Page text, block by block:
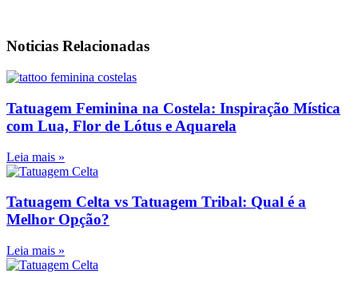
Noticias Relacionadas
Tatuagem Feminina na Costela: Inspiração Mística
com Lua, Flor de Lótus e Aquarela
Leia mais »
Tatuagem Celta vs Tatuagem Tribal: Qual é a
Melhor Opção?
Leia mais »